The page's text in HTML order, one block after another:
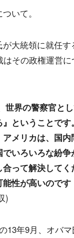
いて。
大統領に就任す
はその政権運営
世界の警察官と
ということで
メリカは、国
いろいろな紛争
合って解決して
性が高いのです
)
13年9月、オバ